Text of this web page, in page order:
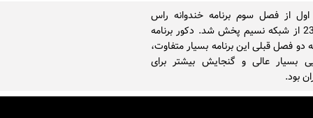
از فصل سوم برنامه خندوانه راس
ساعت 23 از شبکه نسیم پخش شد. دکور برنامه
دو فصل قبلی این برنامه بسیار متفاوت،
بسیار عالی و گنجایش بیشتر برای
بود.